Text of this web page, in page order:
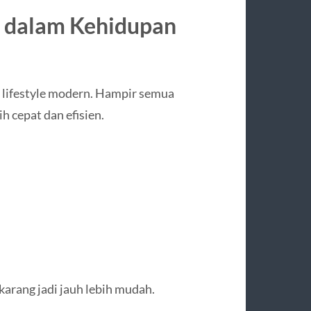
Kehidupan
modern. Hampir semua
cepat dan efisien.
jadi jauh lebih mudah.